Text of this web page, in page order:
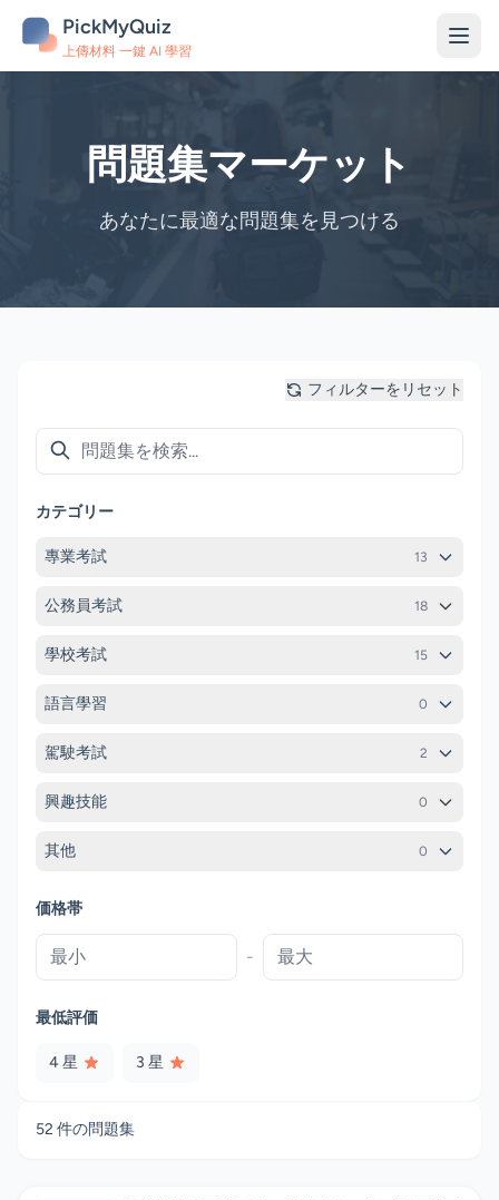
PickMyQuiz
上傳材料 一鍵 AI 學習
問題集マーケット
あなたに最適な問題集を見つける
フィルターをリセット
カテゴリー
專業考試 13
公務員考試 18
學校考試 15
語言學習 0
駕駛考試 2
興趣技能 0
其他 0
価格帯
-
最低評価
4 星 3 星
52 件の問題集